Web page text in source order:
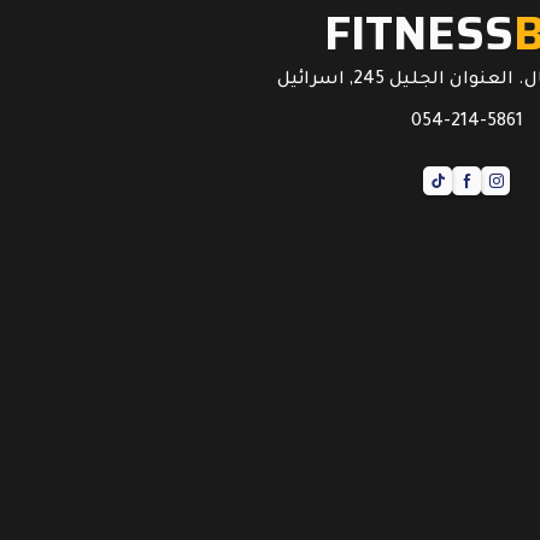
FITNESS
الجليل 245, اسرائيل
054-214-5861